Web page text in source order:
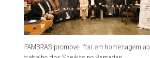
FAMBRAS promove Iftar em homenagem ao